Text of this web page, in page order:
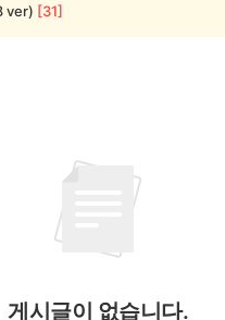
ver) [31]
게시글이 없습니다.